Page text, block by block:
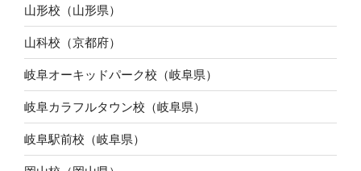
山形校（山形県）
山科校（京都府）
岐阜オーキッドパーク校（岐阜県）
岐阜カラフルタウン校（岐阜県）
岐阜駅前校（岐阜県）